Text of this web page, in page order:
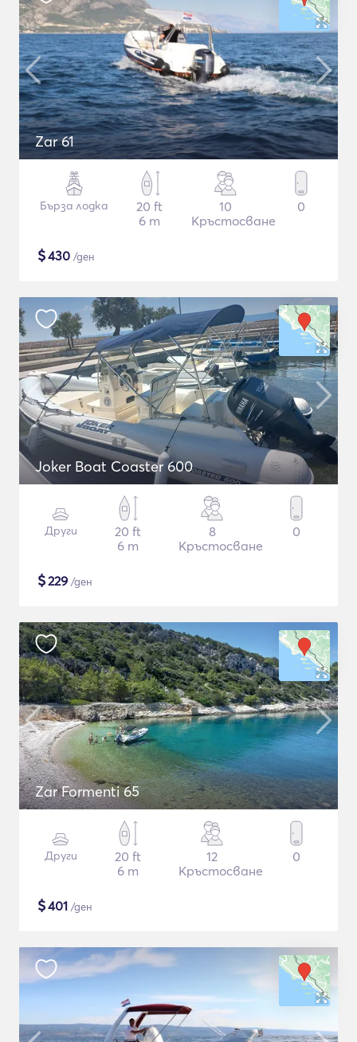
Zar 61
Бърза лодка
20 ft
6 m
10
Кръстосване
0
$430 /ден
Joker Boat Coaster 600
Други
20 ft
6 m
8
Кръстосване
0
$229 /ден
Zar Formenti 65
Други
20 ft
6 m
12
Кръстосване
0
$401 /ден